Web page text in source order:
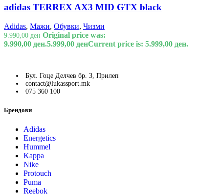
adidas TERREX AX3 MID GTX black
Adidas, Мажи, Обувки, Чизми
9.990,00ден Original price was:
9.990,00 ден.5.999,00 денCurrent price is: 5.999,00 ден.
Бул. Гоце Делчев бр. 3, Прилеп
contact@lukassport.mk
075 360 100
Брендови
Adidas
Energetics
Hummel
Kappa
Nike
Protouch
Puma
Reebok